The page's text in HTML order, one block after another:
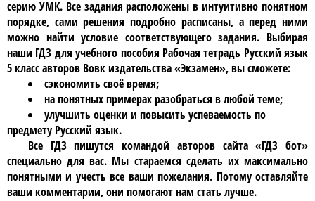
серию УМК. Все задания расположены в интуитивно понятном
порядке, сами решения подробно расписаны, а перед ними
можно найти условие соответствующего задания. Выбирая
наши ГДЗ для учебного пособия Рабочая тетрадь Русский язык
5 класc авторов Вовк издательства «Экзамен», вы сможете:
сэкономить своё время;
на понятных примерах разобраться в любой теме;
улучшить оценки и повысить успеваемость по
предмету Русский язык.
Все ГДЗ пишутся командой авторов сайта «ГДЗ бот»
специально для вас. Мы стараемся сделать их максимально
понятными и учесть все ваши пожелания. Потому оставляйте
ваши комментарии, они помогают нам стать лучше.